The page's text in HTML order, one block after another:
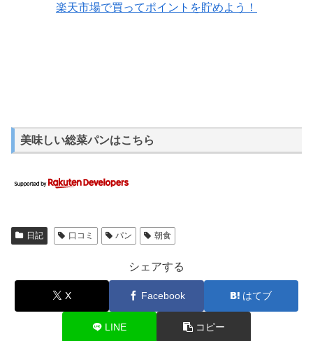
楽天市場で買ってポイントを貯めよう！
美味しい総菜パンはこちら
日記 口コミ パン 朝食
シェアする
X Facebook はてブ
LINE コピー